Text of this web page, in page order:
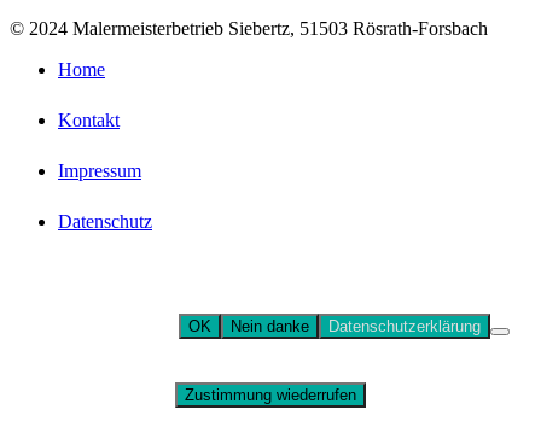
© 2024 Malermeisterbetrieb Siebertz, 51503 Rösrath-Forsbach
Home
Kontakt
Impressum
Datenschutz
OK Nein danke Datenschutzerklärung
Zustimmung wiederrufen